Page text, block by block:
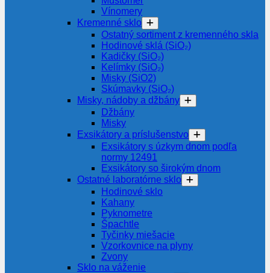
Vínomery
Kremenné sklo
Ostatný sortiment z kremenného skla
Hodinové sklá (SiO₂)
Kadičky (SiO₂)
Kelímky (SiO₂)
Misky (SiO2)
Skúmavky (SiO₂)
Misky, nádoby a džbány
Džbány
Misky
Exsikátory a príslušenstvo
Exsikátory s úzkym dnom podľa
normy 12491
Exsikátory so širokým dnom
Ostatné laboratórne sklo
Hodinové sklo
Kahany
Pyknometre
Špachtle
Tyčinky miešacie
Vzorkovnice na plyny
Zvony
Sklo na váženie